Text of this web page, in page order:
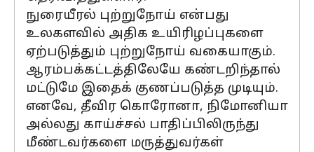
நுரையீரல் புற்றுநோய் என்பது
உலகளவில் அதிக உயிரிழப்புகளை
ஏற்படுத்தும் புற்றுநோய் வகையாகும்.
ஆரம்பக்கட்டத்திலேயே கண்டறிந்தால்
மட்டுமே இதைக் குணப்படுத்த முடியும்.
எனவே, தீவிர கொரோனா, நிமோனியா
அல்லது காய்ச்சல் பாதிப்பிலிருந்து
மீண்டவர்களை மருத்துவர்கள்